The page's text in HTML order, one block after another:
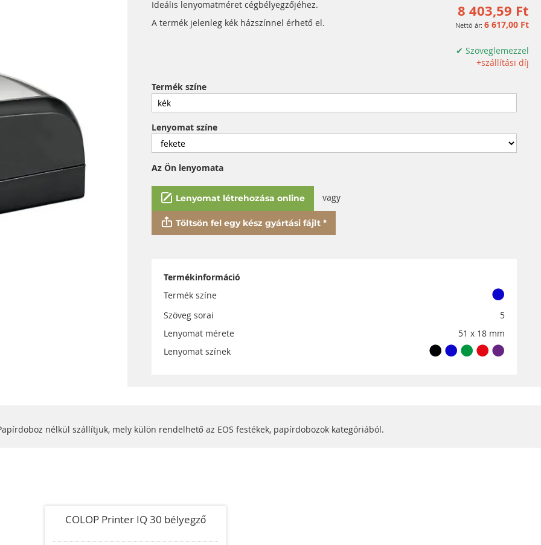
8 403,59 Ft
6 617,00 Ft
✔ Szöveglemezzel
+szállítási díj
Ideális lenyomatméret cégbélyegzőjéhez.
A termék jelenleg kék házszínnel érhető el.
Termék színe
Lenyomat színe
Az Ön lenyomata
Lenyomat létrehozása online vagy
Töltsön fel egy kész gyártási fájlt *
Termékinformáció
Termék színe
Szöveg sorai
5
Lenyomat mérete
51 x 18 mm
Lenyomat színek
nélkül szállítjuk, mely külön rendelhető az EOS festékek, papírdobozok kategóriából.
COLOP Printer IQ 30 bélyegző